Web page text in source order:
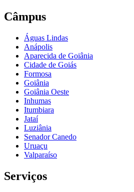
Câmpus
Águas Lindas
Anápolis
Aparecida de Goiânia
Cidade de Goiás
Formosa
Goiânia
Goiânia Oeste
Inhumas
Itumbiara
Jataí
Luziânia
Senador Canedo
Uruaçu
Valparaíso
Serviços